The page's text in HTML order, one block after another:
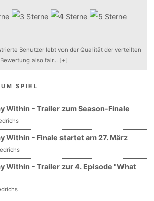
Benutzer lebt von der Qualität der verteilten
also fair... [+]
SPIEL
Within - Trailer zum Season-Finale
Within - Finale startet am 27. März
Within - Trailer zur 4. Episode "What